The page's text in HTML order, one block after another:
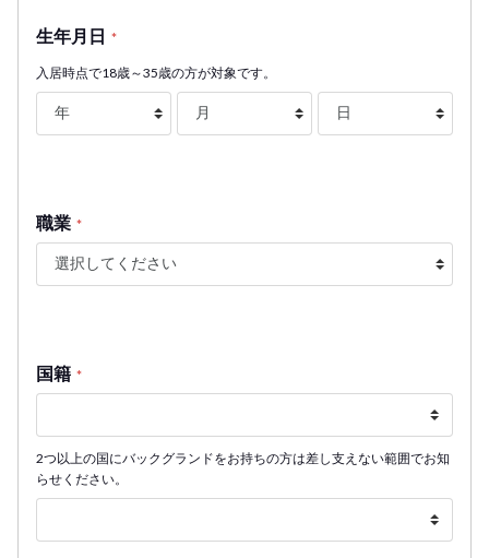
生年月日 *
入居時点で18歳～35歳の方が対象です。
職業 *
国籍 *
2つ以上の国にバックグランドをお持ちの方は差し支えない範囲でお知
らせください。